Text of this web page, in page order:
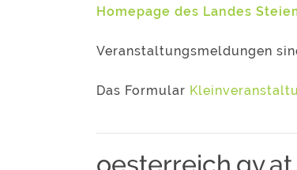
Homepage des Landes
Veranstaltungsmeldungen
Das Formular
oesterreich.gv.at